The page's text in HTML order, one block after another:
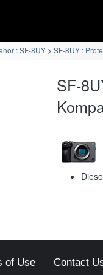
: SF-8UY SF-8UY :
SF-
of Use Contact